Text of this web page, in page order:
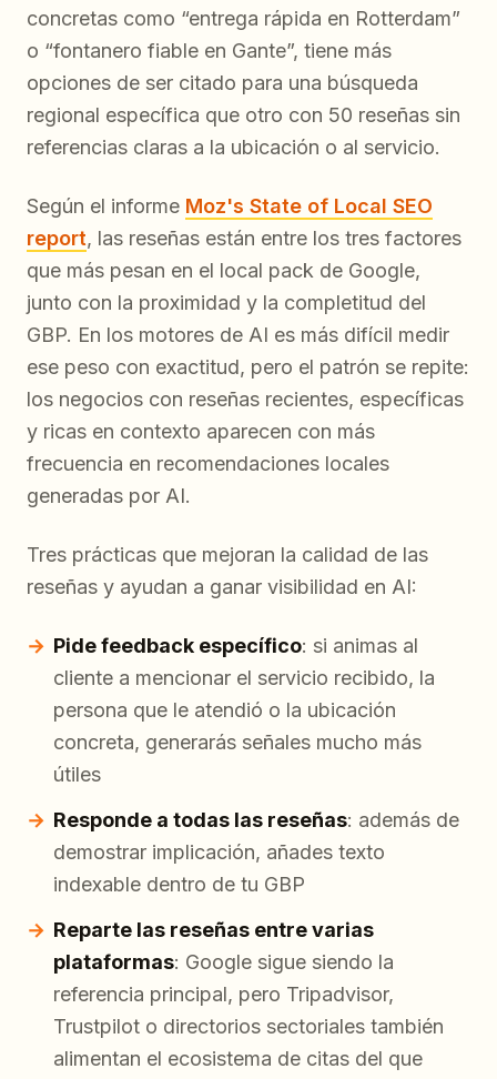
concretas como “entrega rápida en Rotterdam”
o “fontanero fiable en Gante”, tiene más
opciones de ser citado para una búsqueda
regional específica que otro con 50 reseñas sin
referencias claras a la ubicación o al servicio.
Según el informe Moz's State of Local SEO
report, las reseñas están entre los tres factores
que más pesan en el local pack de Google,
junto con la proximidad y la completitud del
GBP. En los motores de AI es más difícil medir
ese peso con exactitud, pero el patrón se repite:
los negocios con reseñas recientes, específicas
y ricas en contexto aparecen con más
frecuencia en recomendaciones locales
generadas por AI.
Tres prácticas que mejoran la calidad de las
reseñas y ayudan a ganar visibilidad en AI:
Pide feedback específico: si animas al
cliente a mencionar el servicio recibido, la
persona que le atendió o la ubicación
concreta, generarás señales mucho más
útiles
Responde a todas las reseñas: además de
demostrar implicación, añades texto
indexable dentro de tu GBP
Reparte las reseñas entre varias
plataformas: Google sigue siendo la
referencia principal, pero Tripadvisor,
Trustpilot o directorios sectoriales también
alimentan el ecosistema de citas del que